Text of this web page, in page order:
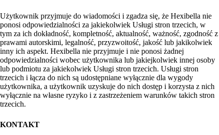
Użytkownik przyjmuje do wiadomości i zgadza się, że Hexibella nie
ponosi odpowiedzialności za jakiekolwiek Usługi stron trzecich, w
tym za ich dokładność, kompletność, aktualność, ważność, zgodność z
prawami autorskimi, legalność, przyzwoitość, jakość lub jakikolwiek
inny ich aspekt. Hexibella nie przyjmuje i nie ponosi żadnej
odpowiedzialności wobec użytkownika lub jakiejkolwiek innej osoby
lub podmiotu za jakiekolwiek Usługi stron trzecich. Usługi stron
trzecich i łącza do nich są udostępniane wyłącznie dla wygody
użytkownika, a użytkownik uzyskuje do nich dostęp i korzysta z nich
wyłącznie na własne ryzyko i z zastrzeżeniem warunków takich stron
trzecich.
KONTAKT